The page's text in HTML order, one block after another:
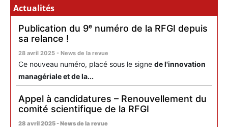
Actualités
Publication du 9ᵉ numéro de la RFGI depuis
sa relance !
28 avril 2025 - News de la revue
Ce nouveau numéro, placé sous le signe de l'innovation
managériale et de la...
Appel à candidatures – Renouvellement du
comité scientifique de la RFGI
28 avril 2025 - News de la revue